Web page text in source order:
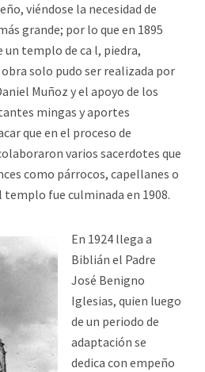
viéndose la necesidad de
grande; por lo que en 1895
templo de ca l, piedra,
solo pudo ser realizada por
Muñoz y el apoyo de los
mingas y aportes
que en el proceso de
varios sacerdotes que
como párrocos, capellanes o
templo fue culminada en 1908.
En 1924 llega a
Biblián el Padre
José Benigno
Iglesias, quien luego
de un periodo de
adaptación se
dedica con empeño